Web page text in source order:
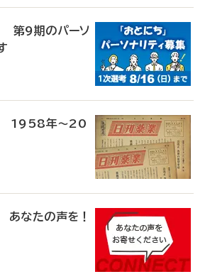
第9期のパーソ
1958年～20
なたの声を！